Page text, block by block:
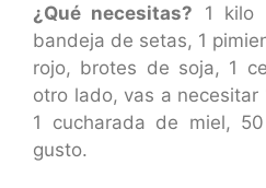
¿Qué necesitas? 1 kilo
bandeja de setas, 1
rojo, brotes de soja, 1
otro lado, vas a necesitar
1 cucharada de miel,
gusto.